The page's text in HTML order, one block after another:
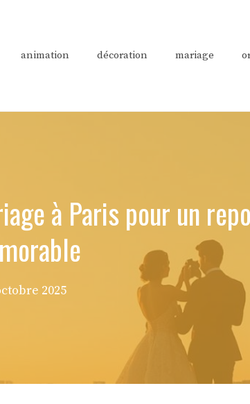
animation décoration mariage
à Paris pour un
2025